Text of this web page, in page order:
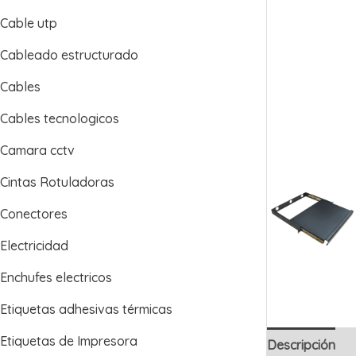
Cable utp
Cableado estructurado
Cables
Cables tecnologicos
Camara cctv
Cintas Rotuladoras
Conectores
Electricidad
Enchufes electricos
Etiquetas adhesivas térmicas
Etiquetas de Impresora
Descripción